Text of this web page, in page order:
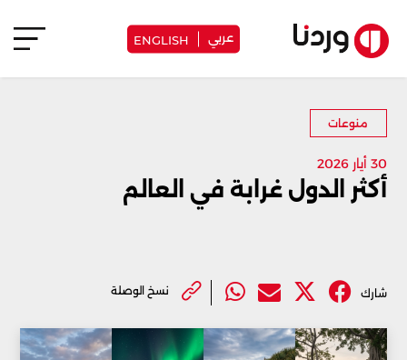
عربي ENGLISH
منوعات
30 أيار 2026
أكثر الدول غرابة في العالم
شارك نسخ الوصلة